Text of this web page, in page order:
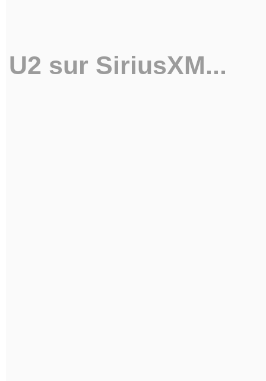
U2 sur SiriusXM...